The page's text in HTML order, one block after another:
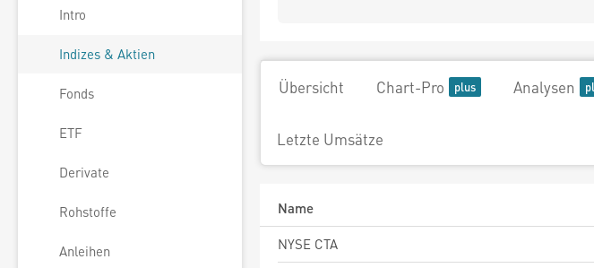
Intro
Indizes & Aktien
Fonds
ETF
Derivate
Rohstoffe
Anleihen
Übersicht Chart-Pro Analysen
Letzte Umsätze
Name
NYSE CTA